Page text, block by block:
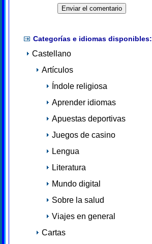
Categorías e idiomas disponibles:
Castellano
Artículos
Índole religiosa
Aprender idiomas
Apuestas deportivas
Juegos de casino
Lengua
Literatura
Mundo digital
Sobre la salud
Viajes en general
Cartas